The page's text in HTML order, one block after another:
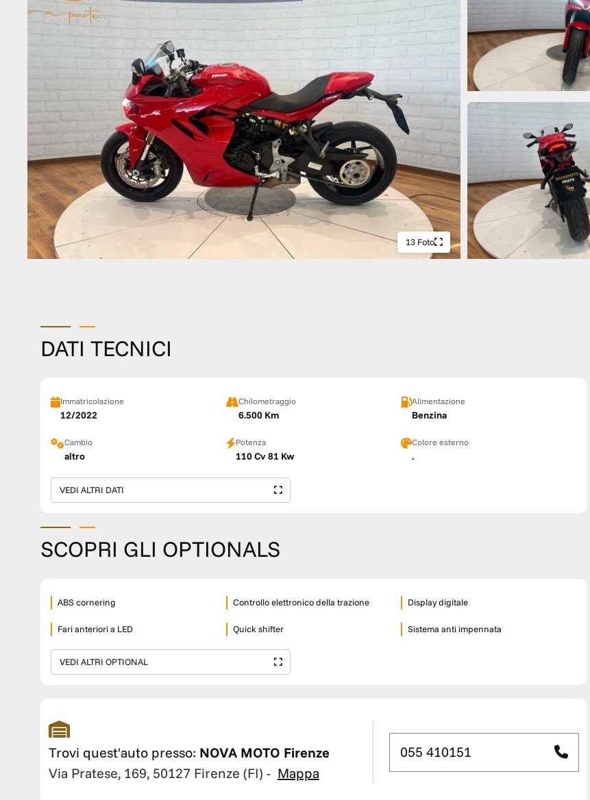
13 Foto
DATI TECNICI
Immatricolazione
12/2022
Chilometraggio
6.500 Km
Alimentazione
Benzina
Cambio
altro
Potenza
110 Cv 81 Kw
Colore esterno
.
VEDI ALTRI DATI
SCOPRI GLI OPTIONALS
ABS cornering Controllo elettronico della trazione Display digitale
Fari anteriori a LED Quick shifter Sistema anti impennata
VEDI ALTRI OPTIONAL
Trovi quest'auto presso: NOVA MOTO Firenze
Via Pratese, 169, 50127 Firenze (FI) - Mappa
055 410151